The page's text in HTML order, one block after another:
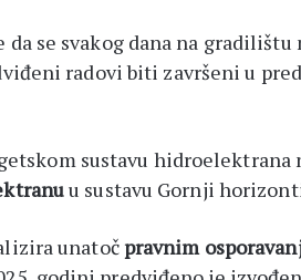
da se svakog dana na gradilištu
radovi biti završeni u
sustavu hidroelektrana
u sustavu Gornji
unatočpravnim